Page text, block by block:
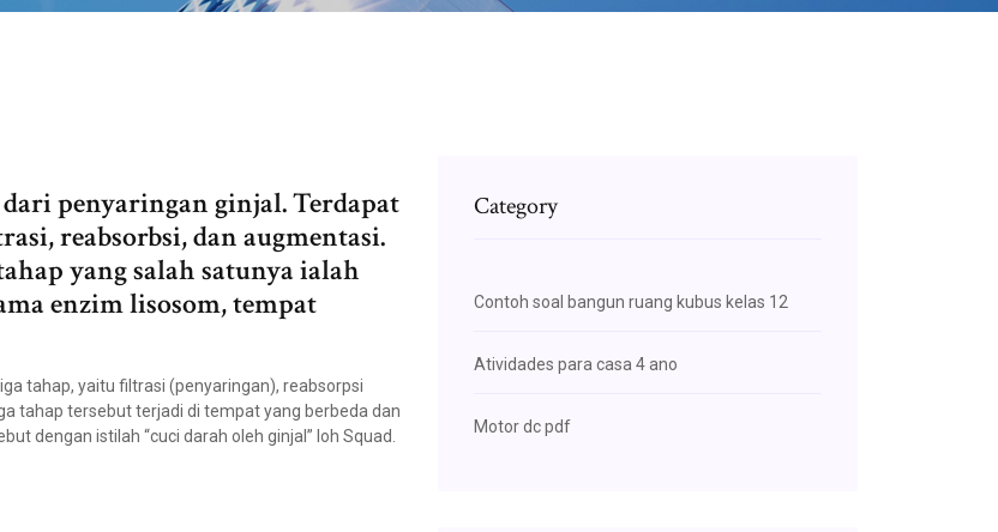
penyaringan ginjal. Terdapat
reabsorbsi, dan augmentasi.
yang salah satunya ialah
enzim lisosom, tempat
tahap, yaitu filtrasi (penyaringan), reabsorpsi
tahap tersebut terjadi di tempat yang berbeda dan
dengan istilah “cuci darah oleh ginjal” loh Squad.
Category
Contoh soal bangun ruang kubus kelas 12
Atividades para casa 4 ano
Motor dc pdf